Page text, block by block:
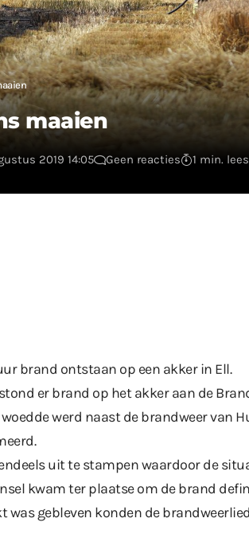
maaien
2019 14:05 Geen reacties 1 min.
brand ontstaan op een akker in Ell.
er brand op het akker aan de
werd naast de brandweer van
uit te stampen waardoor de
kwam ter plaatse om de brand
gebleven konden de